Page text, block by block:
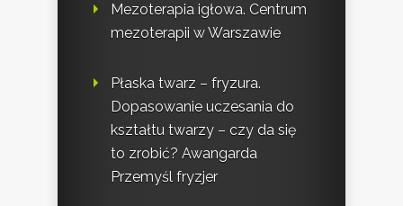
Mezoterapia igłowa. Centrum
mezoterapii w Warszawie
Płaska twarz – fryzura.
Dopasowanie uczesania do
kształtu twarzy – czy da się
to zrobić? Awangarda
Przemyśl fryzjer